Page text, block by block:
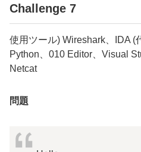
Challenge 7
使用ツール) Wireshark、IDA (
Python、010 Editor、Visual
Netcat
問題